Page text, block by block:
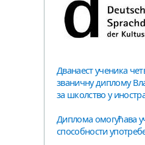
Дванаест ученика
званичну диплому
за школство у
Диплома омогућава
способности